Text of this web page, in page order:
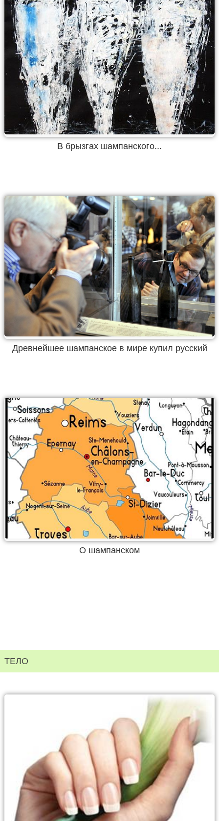
В брызгах шампанского...
Древнейшее шампанское в мире купил русский
О шампанском
ТЕЛО